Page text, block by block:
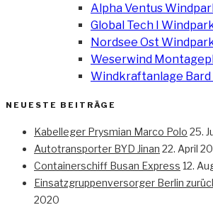
Alpha Ventus
Global Tech I
Nordsee Ost
Weserwind
Windkraftanlage Bard
NEUESTE BEITRÄGE
Kabelleger Prysmian Marco Polo 25.
Autotransporter BYD Jinan 22. April
Containerschiff Busan Express 12.
Einsatzgruppenversorger Berlin
2020